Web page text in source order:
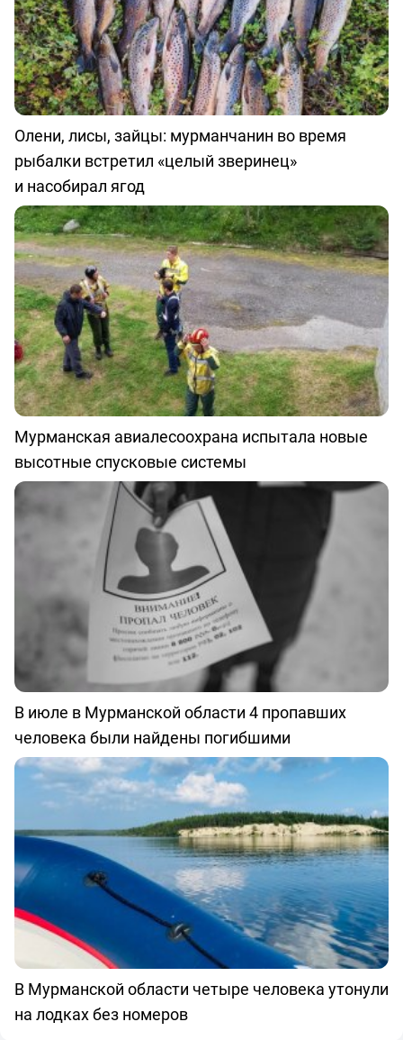
Олени, лисы, зайцы: мурманчанин во время
рыбалки встретил «целый зверинец»
и насобирал ягод
Мурманская авиалесоохрана испытала новые
высотные спусковые системы
В июле в Мурманской области 4 пропавших
человека были найдены погибшими
В Мурманской области четыре человека утонули
на лодках без номеров